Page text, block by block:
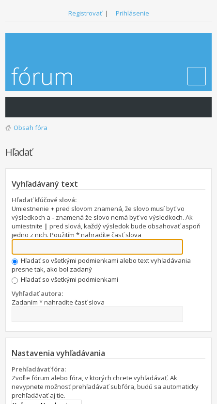
Registrovať| Prihlásenie
Obsah fóra
Hľadať
Vyhľadávaný text
Hľadať kľúčové slová:
Umiestnenie + pred slovom znamená, že slovo musí byť vo
výsledkoch a - znamená že slovo nemá byť vo výsledkoch. Ak
umiestnite | pred slová, každý výsledok bude obsahovať aspoň
jedno z nich. Použitím * nahradíte časť slova
Hľadať so všetkými podmienkami alebo text vyhľadávania
presne tak, ako bol zadaný
Hľadať so všetkými podmienkami
Vyhľadať autora:
Zadaním * nahradíte časť slova
Nastavenia vyhľadávania
Prehľadávať fóra:
Zvoľte fórum alebo fóra, v ktorých chcete vyhľadávať. Ak
nevypnete možnosť prehľadávať subfóra, budú sa automaticky
prehľadávať aj tie.